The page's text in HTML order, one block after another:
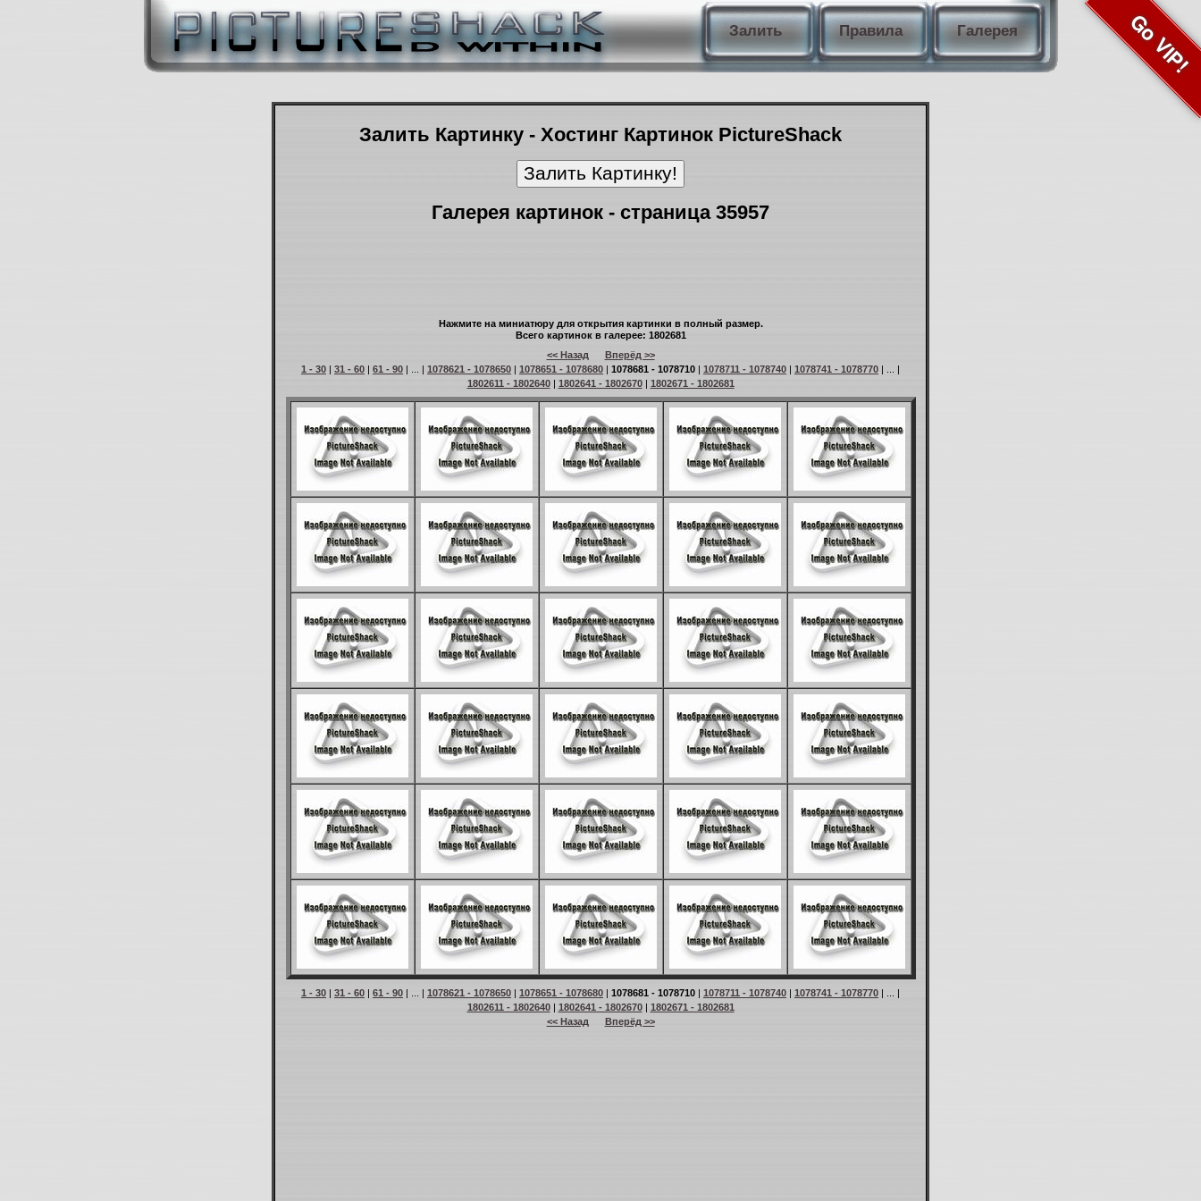
Залить Правила Галерея Go VIP!
Залить Картинку - Хостинг Картинок PictureShack
Галерея картинок - страница 35957
Нажмите на миниатюру для открытия картинки в полный размер.
Всего картинок в галерее: 1802681
<< Назад
Вперёд >>
1 - 30 | 31 - 60 | 61 - 90 | ... | 1078621 - 1078650 | 1078651 - 1078680 | 1078681 - 1078710 | 1078711 - 1078740 | 1078741 - 1078770 | ... |
1802611 - 1802640| 1802641 - 1802670| 1802671 - 1802681
1 - 30 | 31 - 60 | 61 - 90 | ... | 1078621 - 1078650 | 1078651 - 1078680 | 1078681 - 1078710 | 1078711 - 1078740 | 1078741 - 1078770 | ... |
1802611 - 1802640| 1802641 - 1802670| 1802671 - 1802681
<< Назад
Вперёд >>